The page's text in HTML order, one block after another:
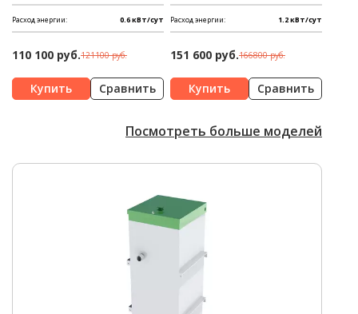
Расход энергии: 0.6 кВт/сут
110 100 руб.121100 руб.
Сравнить
Расход энергии: 1.2 кВт/сут
151 600 руб.166800 руб.
Сравнить
Посмотреть больше моделей